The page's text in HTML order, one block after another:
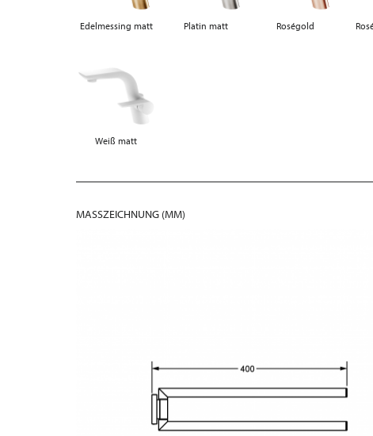
Edelmessing matt Platin matt Roségold
Weiß matt
MASSZEICHNUNG (MM)